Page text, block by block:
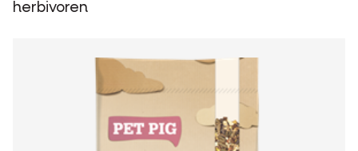
herbivoren